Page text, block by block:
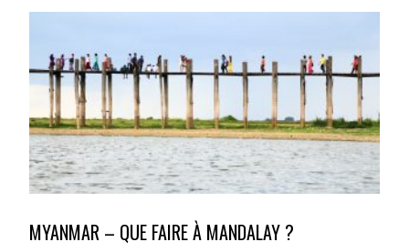
MYANMAR – QUE FAIRE À MANDALAY ?